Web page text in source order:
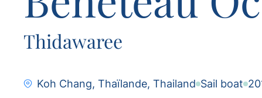
Thidawaree
Koh Chang, Thaïlande, Thailand Sail boat